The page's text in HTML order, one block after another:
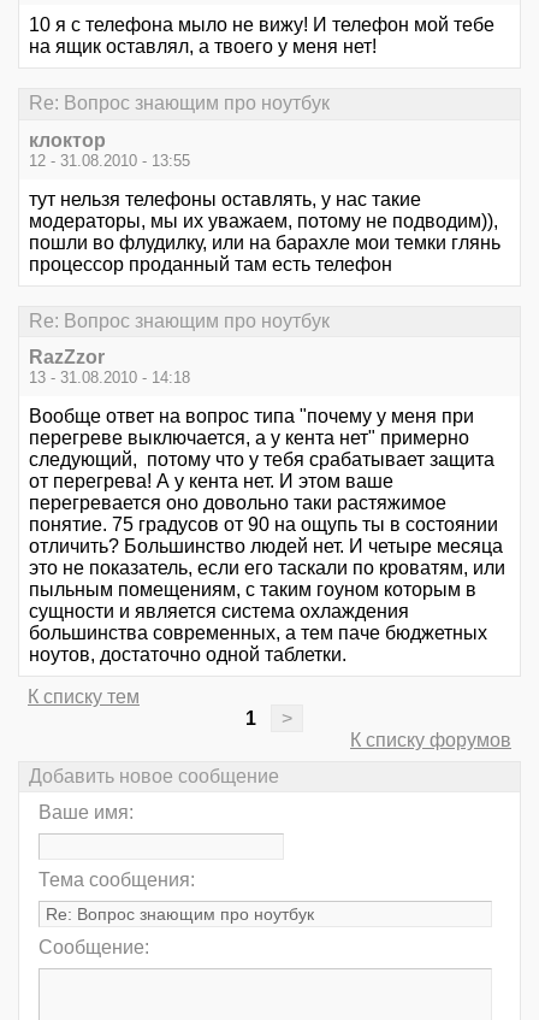
10 я с телефона мыло не вижу! И телефон мой тебе
на ящик оставлял, а твоего у меня нет!
Re: Вопрос знающим про ноутбук
клоктор
12 - 31.08.2010 - 13:55
тут нельзя телефоны оставлять, у нас такие
модераторы, мы их уважаем, потому не подводим)),
пошли во флудилку, или на барахле мои темки глянь
процессор проданный там есть телефон
Re: Вопрос знающим про ноутбук
RazZzor
13 - 31.08.2010 - 14:18
Вообще ответ на вопрос типа "почему у меня при
перегреве выключается, а у кента нет" примерно
следующий, потому что у тебя срабатывает защита
от перегрева! А у кента нет. И этом ваше
перегревается оно довольно таки растяжимое
понятие. 75 градусов от 90 на ощупь ты в состоянии
отличить? Большинство людей нет. И четыре месяца
это не показатель, если его таскали по кроватям, или
пыльным помещениям, с таким гоуном которым в
сущности и является система охлаждения
большинства современных, а тем паче бюджетных
ноутов, достаточно одной таблетки.
К списку тем
1
>
К списку форумов
Добавить новое сообщение
Ваше имя:
Тема сообщения:
Сообщение: